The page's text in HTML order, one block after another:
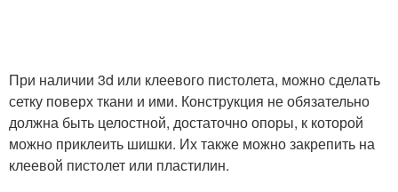
При наличии 3d или клеевого пистолета, можно сделать
сетку поверх ткани и ими. Конструкция не обязательно
должна быть целостной, достаточно опоры, к которой
можно приклеить шишки. Их также можно закрепить на
клеевой пистолет или пластилин.